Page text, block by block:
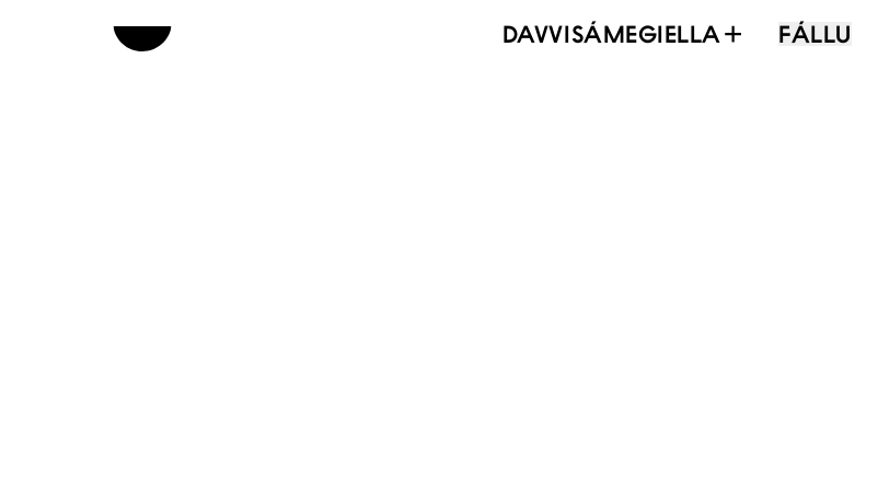
DAVVISÁMEGIELLA FÁLLU